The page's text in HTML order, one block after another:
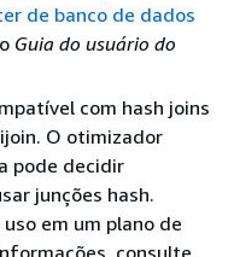
de banco de dados
Guia do usuário do
com hash joins
O otimizador
pode decidir
junções hash.
em um plano de
consulte